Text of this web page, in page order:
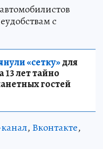
с
«сетку»для
лет тайно
гостей
, Вконтакте,